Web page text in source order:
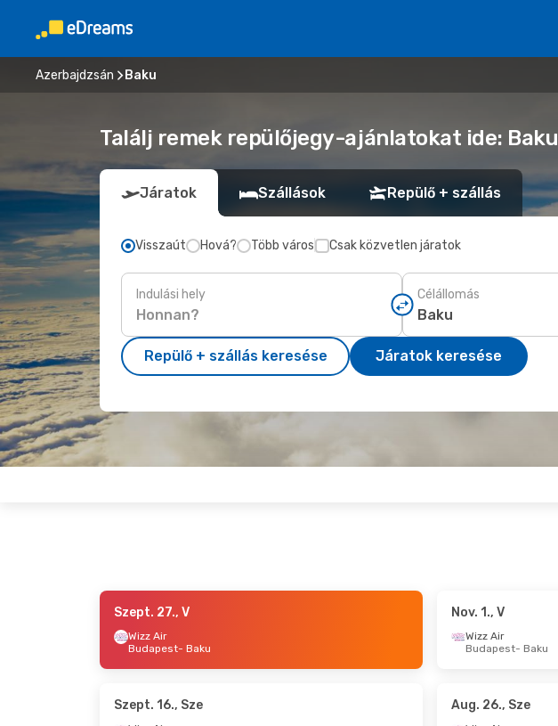
Azerbajdzsán Baku
Találj remek repülőjegy-ajánlatokat ide: Baku
Járatok Szállások Repülő + szállás
Visszaút Hová? Több város Csak közvetlen járatok
Indulási hely Célállomás
Repülő + szállás keresése Járatok keresése
- Szept. 24., Cs
- Baku
- Baku
Szept. 27., V
Wizz Air
Budapest- Baku
Nov. 1., V
Wizz Air
Budapest- Baku
Szept. 16., Sze Aug. 26., Sze